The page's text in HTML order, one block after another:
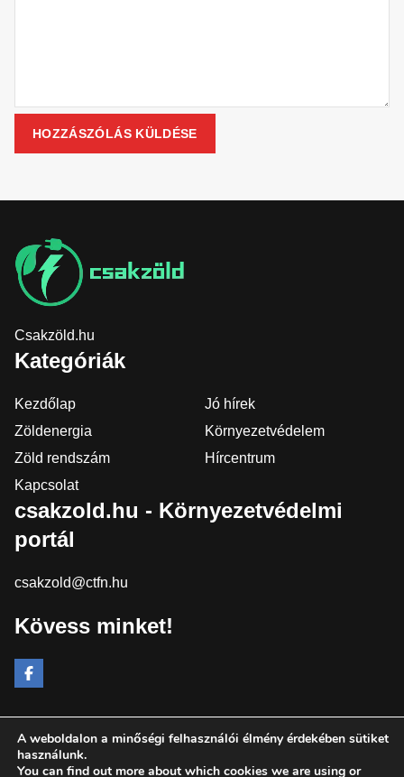
Csakzöld.hu
Kategóriák
Kezdőlap
Jó hírek
Zöldenergia
Környezetvédelem
Zöld rendszám
Hírcentrum
Kapcsolat
csakzold.hu - Környezetvédelmi
portál
csakzold@ctfn.hu
Kövess minket!
Copyright © 2024 csakzold.hu. Minden jog fenntartva.
Általános Szerződési Feltételek
A weboldalon a minőségi felhasználói élmény érdekében sütiket
használunk.
You can find out more about which cookies we are using or